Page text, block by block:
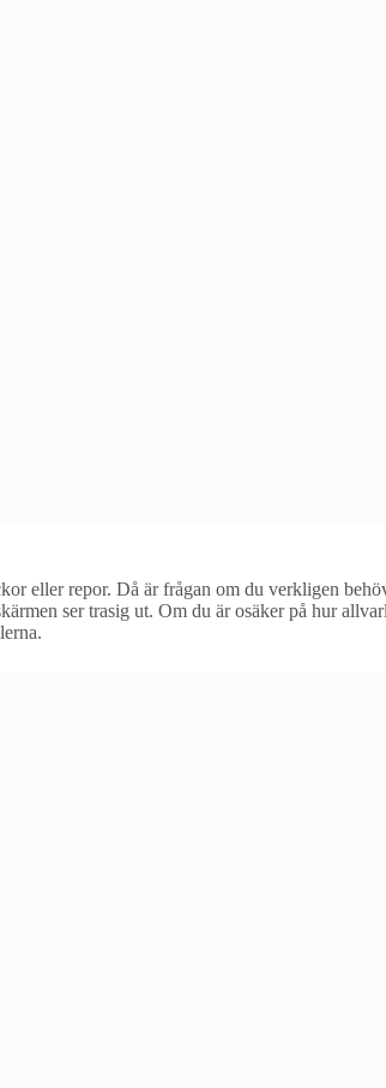
eller repor. Då är frågan om du verkligen
ser trasig ut. Om du är osäker på hur